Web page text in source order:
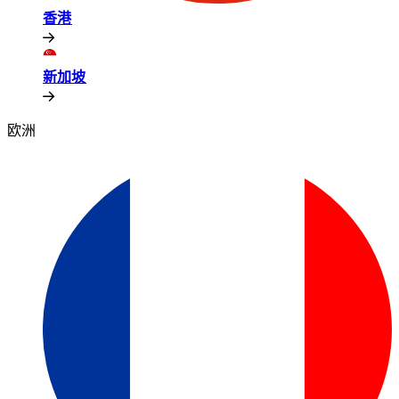
香港​​
新加坡​​
欧洲​​